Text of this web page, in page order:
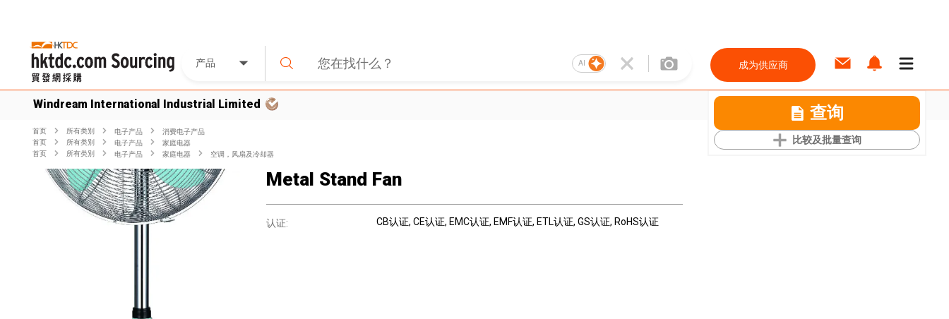
产品 AI 成为供应商
Windream International Industrial Limited 查询
比较及批量查询
首页 所有类別 电子产品
消费电子产品
首页
所有类別 电子产品
家庭电器
首页
所有类別 电子产品 家庭电器 空调，风扇及冷却器
Metal Stand Fan
认证: CB认证, CE认证, EMC认证, EMF认证, ETL认证, GS认证, RoHS认证